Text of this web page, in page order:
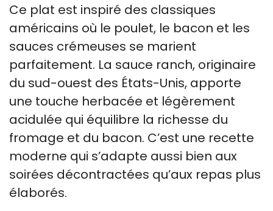
Ce plat est inspiré des classiques
américains où le poulet, le bacon et les
sauces crémeuses se marient
parfaitement. La sauce ranch, originaire
du sud-ouest des États-Unis, apporte
une touche herbacée et légèrement
acidulée qui équilibre la richesse du
fromage et du bacon. C’est une recette
moderne qui s’adapte aussi bien aux
soirées décontractées qu’aux repas plus
élaborés.